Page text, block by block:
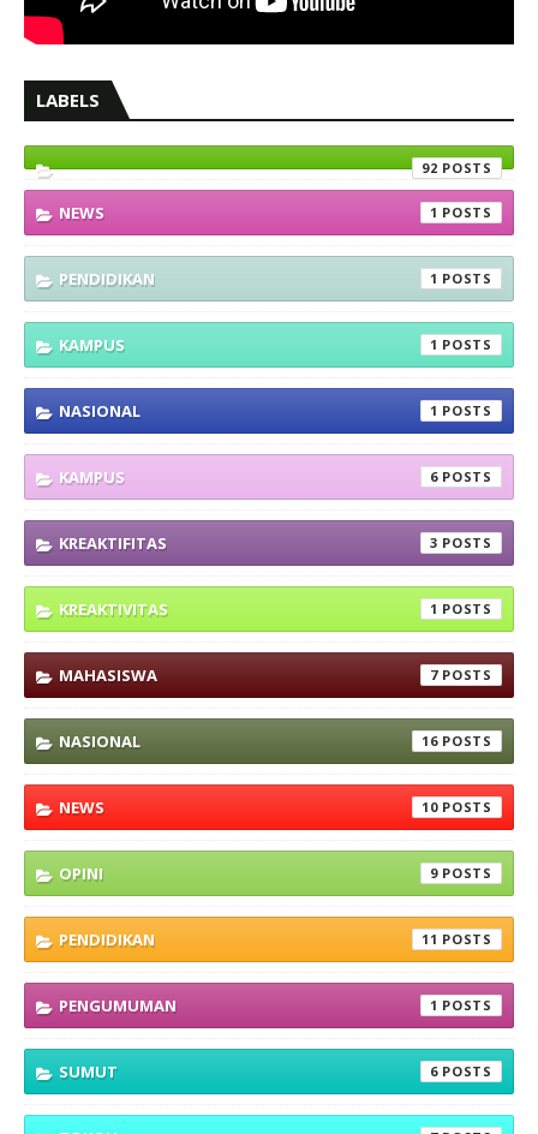
LABELS
92
NEWS 1
PENDIDIKAN 1
KAMPUS 1
NASIONAL 1
KAMPUS 6
KREAKTIFITAS 3
KREAKTIVITAS 1
MAHASISWA 7
NASIONAL 16
NEWS 10
OPINI 9
PENDIDIKAN 11
PENGUMUMAN 1
SUMUT 6